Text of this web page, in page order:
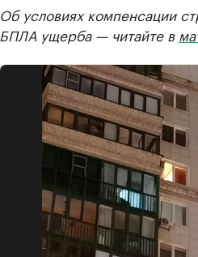
Об условиях компенсации
БПЛА ущерба — читайте в